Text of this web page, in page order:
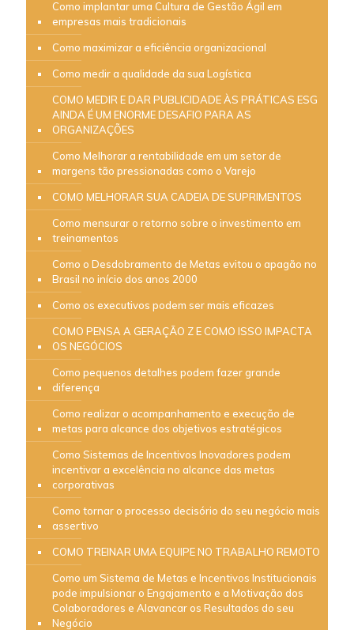
Como implantar uma Cultura de Gestão Ágil em
empresas mais tradicionais
Como maximizar a eficiência organizacional
Como medir a qualidade da sua Logística
COMO MEDIR E DAR PUBLICIDADE ÀS PRÁTICAS ESG
AINDA É UM ENORME DESAFIO PARA AS
ORGANIZAÇÕES
Como Melhorar a rentabilidade em um setor de
margens tão pressionadas como o Varejo
COMO MELHORAR SUA CADEIA DE SUPRIMENTOS
Como mensurar o retorno sobre o investimento em
treinamentos
Como o Desdobramento de Metas evitou o apagão no
Brasil no início dos anos 2000
Como os executivos podem ser mais eficazes
COMO PENSA A GERAÇÃO Z E COMO ISSO IMPACTA
OS NEGÓCIOS
Como pequenos detalhes podem fazer grande
diferença
Como realizar o acompanhamento e execução de
metas para alcance dos objetivos estratégicos
Como Sistemas de Incentivos Inovadores podem
incentivar a excelência no alcance das metas
corporativas
Como tornar o processo decisório do seu negócio mais
assertivo
COMO TREINAR UMA EQUIPE NO TRABALHO REMOTO
Como um Sistema de Metas e Incentivos Institucionais
pode impulsionar o Engajamento e a Motivação dos
Colaboradores e Alavancar os Resultados do seu
Negócio